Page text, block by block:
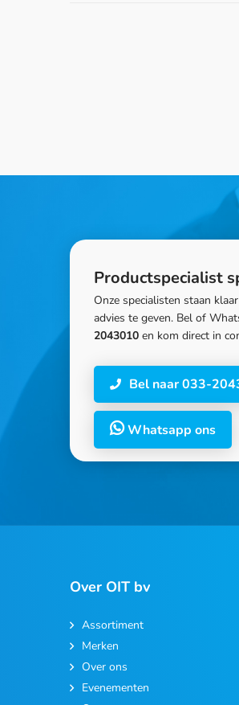
Productspecialist
Onze specialisten staan
advies te geven. Bel of
2043010 en kom direct in
Bel naar 033-
Whatsapp ons
Over OIT bv
Assortiment
Merken
Over ons
Evenementen